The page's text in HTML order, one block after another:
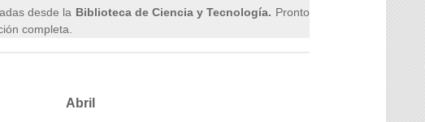
desde la Biblioteca de Ciencia y Tecnología. Pronto
completa.
Abril